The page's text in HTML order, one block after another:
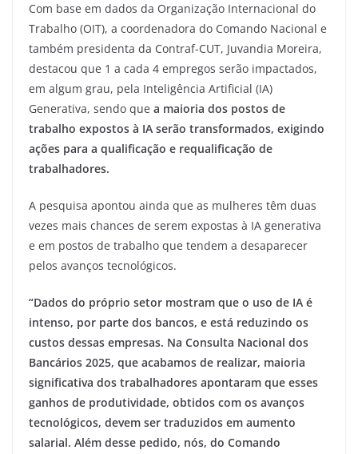
Com base em dados da Organização Internacional do
Trabalho (OIT), a coordenadora do Comando Nacional e
também presidenta da Contraf-CUT, Juvandia Moreira,
destacou que 1 a cada 4 empregos serão impactados,
em algum grau, pela Inteligência Artificial (IA)
Generativa, sendo que a maioria dos postos de
trabalho expostos à IA serão transformados, exigindo
ações para a qualificação e requalificação de
trabalhadores.
A pesquisa apontou ainda que as mulheres têm duas
vezes mais chances de serem expostas à IA generativa
e em postos de trabalho que tendem a desaparecer
pelos avanços tecnológicos.
“Dados do próprio setor mostram que o uso de IA é
intenso, por parte dos bancos, e está reduzindo os
custos dessas empresas. Na Consulta Nacional dos
Bancários 2025, que acabamos de realizar, maioria
significativa dos trabalhadores apontaram que esses
ganhos de produtividade, obtidos com os avanços
tecnológicos, devem ser traduzidos em aumento
salarial. Além desse pedido, nós, do Comando